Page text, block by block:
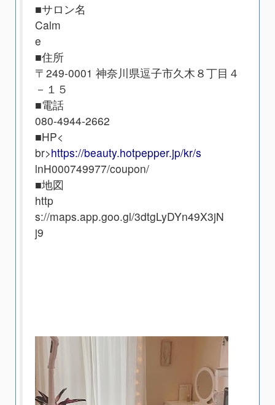
■サロン名
Calm
e
■住所
〒249-0001 神奈川県逗子市久木８丁目４
－１５
■電話
080-4944-2662
■HP<
br>https://beauty.hotpepper.jp/kr/s
lnH000749977/coupon/
■地図
http
s://maps.app.goo.gl/3dtgLyDYn49X3jN
j9